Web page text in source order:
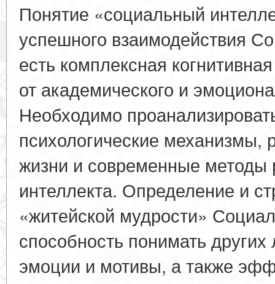
Понятие «социальный
успешного взаимодействия
есть комплексная
от академического и
Необходимо
психологические
жизни и современные методы
интеллекта. Определение и
«житейской мудрости»
способность понимать
эмоции и мотивы, а также